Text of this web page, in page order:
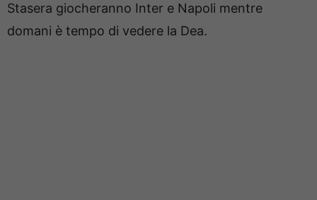
Stasera giocheranno Inter e Napoli mentre
domani è tempo di vedere la Dea.